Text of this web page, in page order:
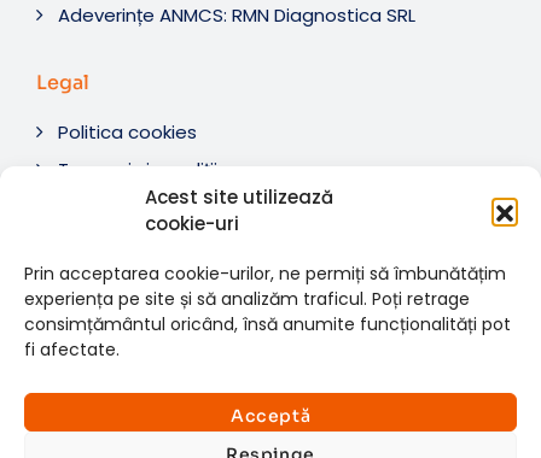
Acest site utilizează
cookie-uri
Prin acceptarea cookie-urilor, ne permiți să îmbunătățim
experiența pe site și să analizăm traficul. Poți retrage
consimțământul oricând, însă anumite funcționalități pot
fi afectate.
Acceptă
Adeverințe ANMCS: RMN Diagnostica SRL
Legal
Politica cookies
Termeni si condiții
Soluționare litigii
rezervate.
Website dezvoltat de:www.t-web.ro
×
Consultații si investigații